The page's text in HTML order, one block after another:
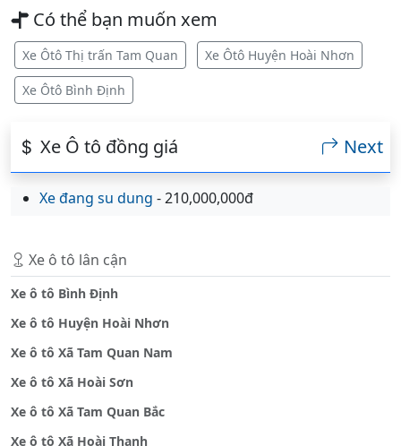
Có thể bạn muốn xem
Xe Ôtô Thị trấn Tam Quan Xe Ôtô Huyện Hoài Nhơn
Xe Ôtô Bình Định
Xe Ô tô đồng giá Next
Xe đang su dung - 210,000,000đ
Xe ô tô lân cận
Xe ô tô Bình Định
Xe ô tô Huyện Hoài Nhơn
Xe ô tô Xã Tam Quan Nam
Xe ô tô Xã Hoài Sơn
Xe ô tô Xã Tam Quan Bắc
Xe ô tô Xã Hoài Thanh